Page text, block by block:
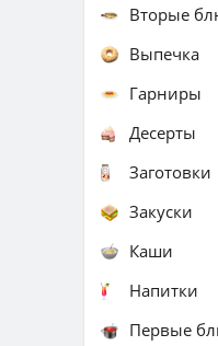
Вторые
Выпечка
Гарниры
Десерты
Заготовки
Закуски
Каши
Напитки
Первые